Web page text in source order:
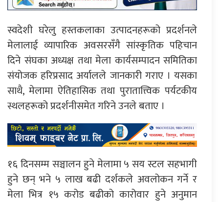
स्वदेशी घरेलु हस्तकलाका उत्पादनहरूको प्रदर्शनले
मेलालाई व्यापारिक अवसरसँगै सांस्कृतिक पहिचान
दिने संघका अध्यक्ष तथा मेला कार्यसम्पादन समितिका
संयोजक हरिप्रसाद अर्यालले जानकारी गराए । यसका
साथै, मेलामा ऐतिहासिक तथा पुरातात्त्विक पर्यटकीय
स्थलहरूको प्रदर्शनीसमेत गरिने उनले बताए ।
१६ दिनसम्म सञ्चालन हुने मेलामा ५ सय स्टल सहभागी
हुने छन् भने ५ लाख बढी दर्शकले अवलोकन गर्ने र
मेला भित्र १५ करोड बढीको कारोवार हुने अनुमान